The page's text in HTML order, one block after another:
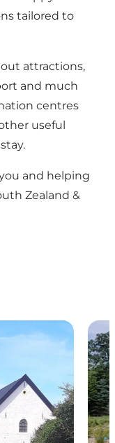
tailored to
attractions,
and much
centres
useful
and helping
Zealand &